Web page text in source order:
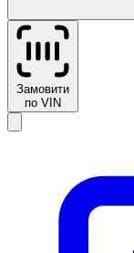
Замовити
по VIN